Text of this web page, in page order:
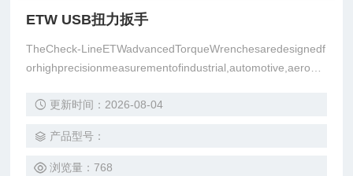
ETW USB扭力扳手
TheCheck-LineETWadvancedTorqueWrenchesaredesignedf
orhighprecisionmeasurementofindustrial,automotive,aerosp
更新时间：2026-08-04
产品型号：
浏览量：768